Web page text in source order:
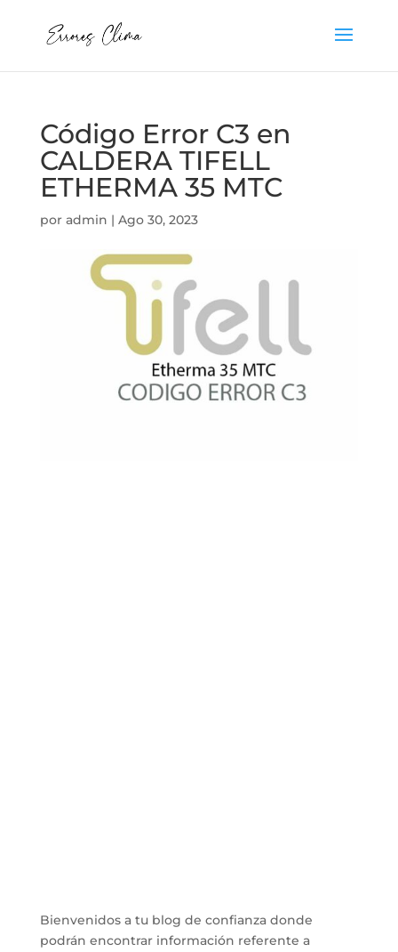
Código Error C3 en
CALDERA TIFELL
ETHERMA 35 MTC
por admin | Ago 30, 2023
Bienvenidos a tu blog de confianza donde
podrán encontrar información referente a